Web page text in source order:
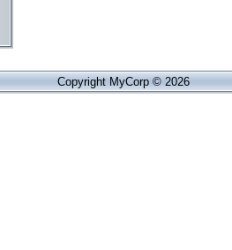
Copyright MyCorp © 2026